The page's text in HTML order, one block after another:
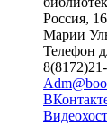
Россия,
Марии
Телефон